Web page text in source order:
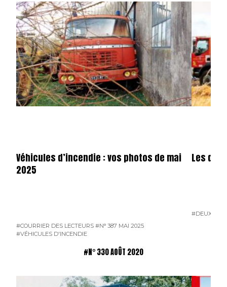
Véhicules d’incendie : vos photos de mai
2025
#COURRIER DES LECTEURS #N° 387 MAI 2025
#VÉHICULES D'INCENDIE
Les
#DEUX-
#N° 330 AOÛT 2020